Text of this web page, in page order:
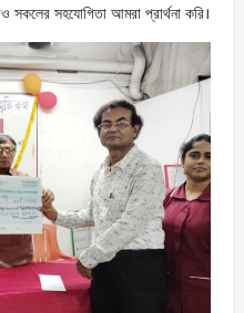
সকলের সহযোগিতা আমরা প্রার্থনা করি।